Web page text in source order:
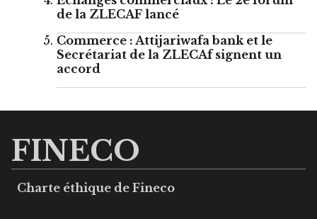
de la ZLECAF lancé
Commerce : Attijariwafa bank et le
Secrétariat de la ZLECAf signent un
accord
FINECO
Charte éthique de Fineco